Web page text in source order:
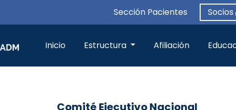
Sección Pacientes Socios
Inicio Estructura Afiliación
Comité Ejecutivo Nacional